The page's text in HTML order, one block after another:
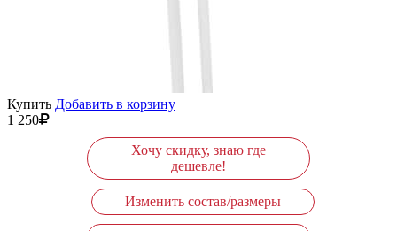
Купить Добавить в корзину
1 250
Хочу скидку, знаю где
дешевле!
Изменить состав/размеры